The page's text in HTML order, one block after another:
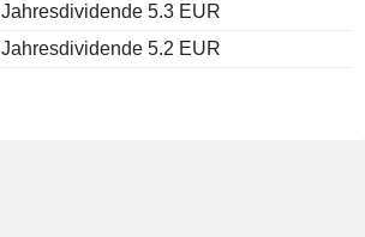
Jahresdividende 5.3 EUR
Jahresdividende 5.2 EUR